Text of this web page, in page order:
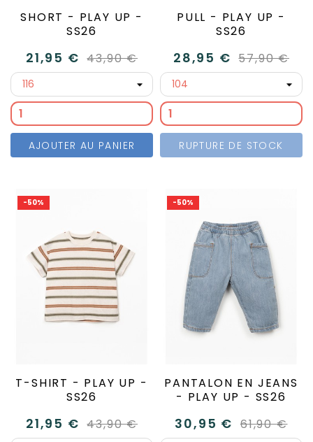
SHORT - PLAY UP -
SS26
21,95 € 43,90 €
AJOUTER AU PANIER
PULL - PLAY UP -
SS26
28,95 € 57,90 €
RUPTURE DE STOCK
-50%
T-SHIRT - PLAY UP -
SS26
21,95 € 43,90 €
-50%
PANTALON EN JEANS
- PLAY UP - SS26
30,95 € 61,90 €